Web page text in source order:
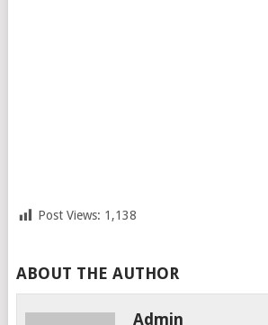
Post Views: 1,138
ABOUT THE AUTHOR
Admin